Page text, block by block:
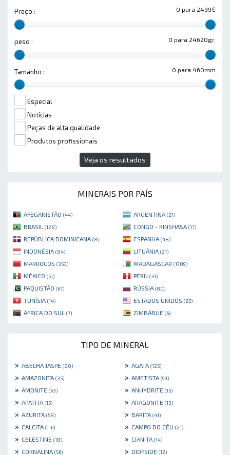
0 para 2499€
Preço :
0 para 24620gr.
peso :
0 para 460mm
Tamanho :
Especial
Notícias
Peças de alta qualidade
Produtos profissionais
Veja os resultados
MINERAIS POR PAÍS
AFEGANISTÃO (44) ARGENTINA (21)
BRASIL (128) CONGO - KINSHASA (17)
REPÚBLICA DOMINICANA (8) ESPANHA (48)
INDONÉSIA (84) LITUÂNIA (21)
MARROCOS (353) MADAGASCAR (1709)
MÉXICO (51) PERU (31)
PAQUISTÃO (67) RÚSSIA (80)
TUNÍSIA (14) ESTADOS UNIDOS (25)
ÁFRICA DO SUL (7) ZIMBÁBUE (6)
TIPO DE MINERAL
» ABELHA JASPE (80) » AGATA (125)
» AMAZONITA (35) » AMETISTA (99)
» AMONITE (63) » ANHYDRITE (15)
» APATITA (15) » ARAGONITE (13)
» AZURITA (58) » BARITA (41)
» CALCITA (116) » CAMPO DO CÉU (21)
» CELESTINE (18) » CIANITA (14)
» CORNALINA (56) » DIOPSIDE (12)